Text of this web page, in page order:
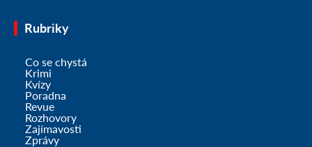
Rubriky
Co se chystá
Krimi
Kvízy
Poradna
Revue
Rozhovory
Zajímavosti
Zprávy